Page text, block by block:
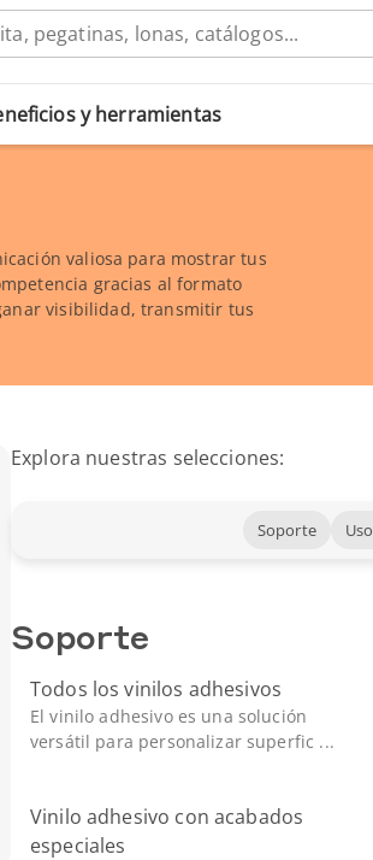
y herramientas
valiosa para mostrar tus
gracias al formato
visibilidad, transmitir tus
Explora nuestras selecciones:
Soporte
Soporte
Todos los vinilos adhesivos
El vinilo adhesivo es una solución
versátil para personalizar superfic ...
Vinilo adhesivo con acabados
especiales